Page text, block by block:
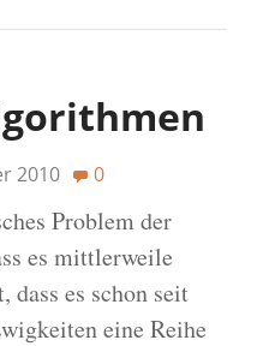
2010 0
Problem der
es mittlerweile
dass es schon seit
eine Reihe